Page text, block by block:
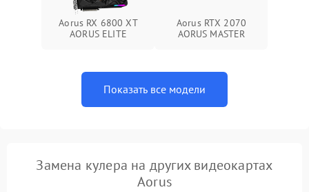
Aorus RX 6800 XT
AORUS ELITE
Aorus RTX 2070
AORUS MASTER
Показать все модели
Замена кулера на других видеокартах
Aorus